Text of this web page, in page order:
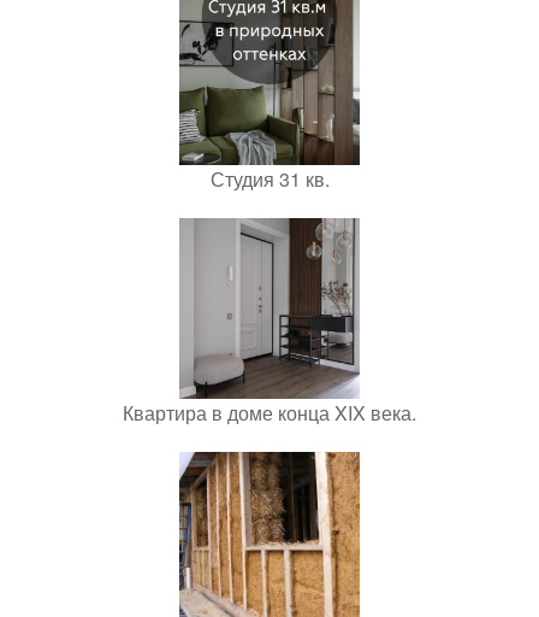
Студия 31 кв.
Квартира в доме конца XIX века.